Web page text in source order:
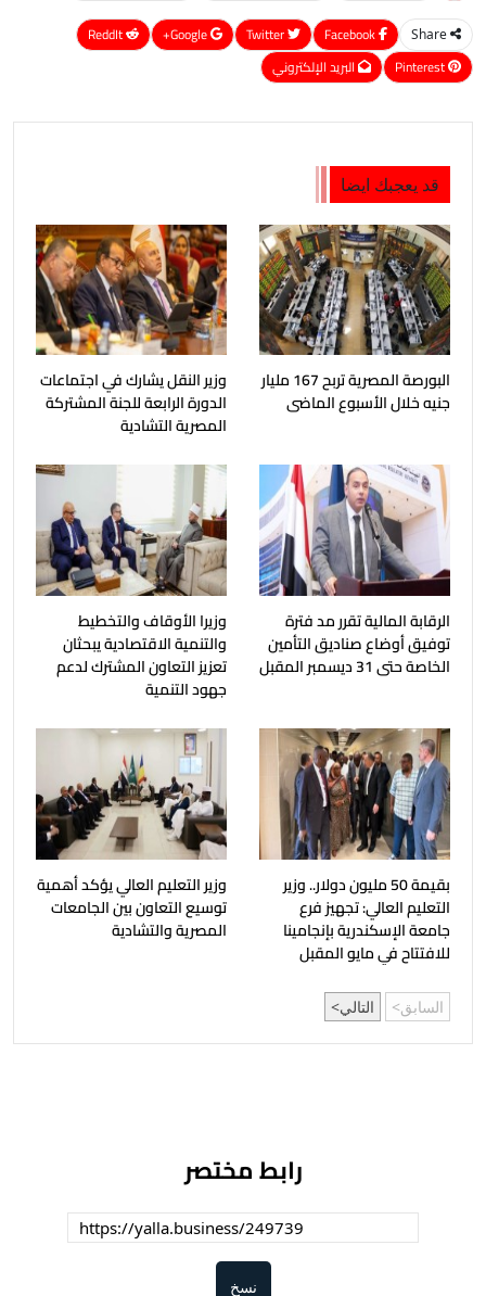
Share
Google+
ReddIt
Pinterest
البريد الإلكتروني
قد يعجبك ايضا
البورصة المصرية تربح 167 مليار
جنيه خلال الأسبوع الماضى
وزير النقل يشارك في اجتماعات
الدورة الرابعة للجنة المشتركة
المصرية التشادية
الرقابة المالية تقرر مد فترة
توفيق أوضاع صناديق التأمين
الخاصة حتى 31 ديسمبر المقبل
وزيرا الأوقاف والتخطيط
والتنمية الاقتصادية يبحثان
تعزيز التعاون المشترك لدعم
جهود التنمية
بقيمة 50 مليون دولار.. وزير
التعليم العالي: تجهيز فرع
جامعة الإسكندرية بإنجامينا
للافتتاح في مايو المقبل
وزير التعليم العالي يؤكد أهمية
توسيع التعاون بين الجامعات
المصرية والتشادية
السابق التالي
رابط مختصر
نسخ